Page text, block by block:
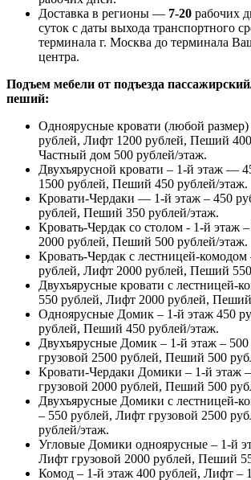
Доставка в регионы — 7-20 рабочих
суток с даты выхода транспортного
терминала г. Москва до терминала
центра.
Подъем мебели от подъезда
пеший:
Одноярусные кровати (любой
рублей, Лифт 1200 рублей, Пеший
Частный дом 500 рублей/этаж.
Двухъярусной кровати – 1-й этаж —
1500 рублей, Пеший 450 рублей/этаж.
Кровати-Чердаки — 1-й этаж – 450
рублей, Пеший 350 рублей/этаж.
Кровать-Чердак со столом - 1-й этаж
2000 рублей, Пеший 500 рублей/этаж.
Кровать-Чердак с лестницей-
рублей, Лифт 2000 рублей, Пеший
Двухъярусные кровати с лестницей-
550 рублей, Лифт 2000 рублей,
Одноярусные Домик – 1-й этаж 450
рублей, Пеший 450 рублей/этаж.
Двухъярусные Домик – 1-й этаж –
грузовой 2500 рублей, Пеший 500
Кровати-Чердаки Домики – 1-й этаж
грузовой 2000 рублей, Пеший 500
Двухъярусные Домики с лестницей-
– 550 рублей, Лифт грузовой 2500
рублей/этаж.
Угловые Домики одноярусные – 1-й
Лифт грузовой 2000 рублей, Пеший
Комод – 1-й этаж 400 рублей, Лифт –